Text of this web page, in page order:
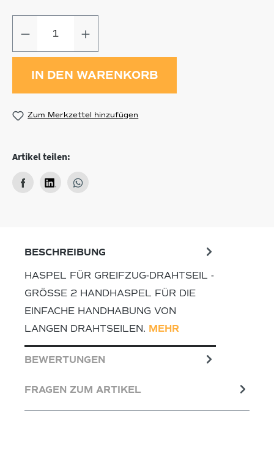
IN DEN WARENKORB
Zum Merkzettel hinzufügen
Artikel teilen:
BESCHREIBUNG
HASPEL FÜR GREIFZUG-DRAHTSEIL -
GRÖSSE 2 HANDHASPEL FÜR DIE E
INFACHE HANDHABUNG VON L
ANGEN DRAHTSEILEN. MEHR
BEWERTUNGEN
FRAGEN ZUM ARTIKEL